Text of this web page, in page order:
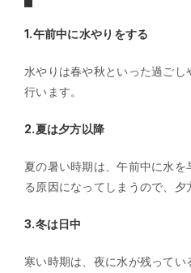
1.午前中に水やりをする
水やりは春や秋といった過ご
行います。
2.夏は夕方以降
夏の暑い時期は、午前中に水
る原因になってしまうので、夕
3.冬は日中
寒い時期は、夜に水が残って